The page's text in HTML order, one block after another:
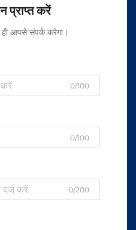
प्राप्त करें
ही आपसे संपर्क करेगा।
0/100
0/100
0/200